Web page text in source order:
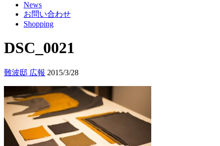
News
お問い合わせ
Shopping
DSC_0021
難波邸 広報 2015/3/28